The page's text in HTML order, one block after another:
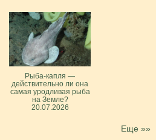
Рыба-капля —
действительно ли она
самая уродливая рыба
на Земле?
20.07.2026
Еще »»